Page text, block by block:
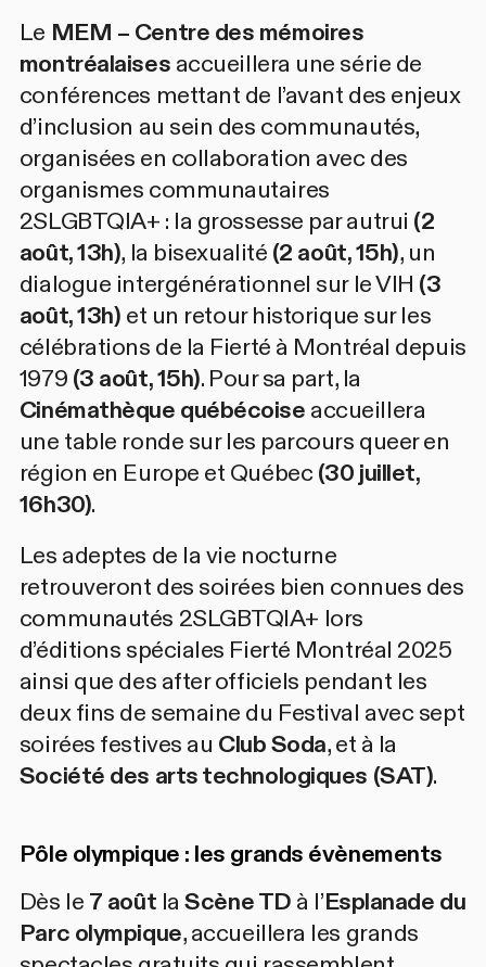
Le MEM – Centre des mémoires
montréalaises accueillera une série de
conférences mettant de l’avant des enjeux
d’inclusion au sein des communautés,
organisées en collaboration avec des
organismes communautaires
2SLGBTQIA+ : la grossesse par autrui (2
août, 13h), la bisexualité (2 août, 15h), un
dialogue intergénérationnel sur le VIH (3
août, 13h) et un retour historique sur les
célébrations de la Fierté à Montréal depuis
1979 (3 août, 15h). Pour sa part, la
Cinémathèque québécoise accueillera
une table ronde sur les parcours queer en
région en Europe et Québec(30 juillet,
16h30).
Les adeptes de la vie nocturne
retrouveront des soirées bien connues des
communautés 2SLGBTQIA+ lors
d’éditions spéciales Fierté Montréal 2025
ainsi que des after officiels pendant les
deux fins de semaine du Festival avec sept
soirées festives au Club Soda, et à la
Société des arts technologiques (SAT).
Pôle olympique : les grands évènements
Dès le 7 août laScène TD à l’Esplanade du
Parc olympique, accueillera les grands